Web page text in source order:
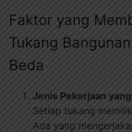
Faktor yang
Tukang
Beda
Jenis Pekerjaan
Setiap tukang
Ada yang